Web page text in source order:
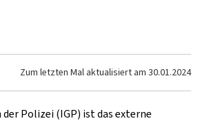
Zum letzten Mal aktualisiert am 30.01.2024
Polizei (IGP) ist das externe